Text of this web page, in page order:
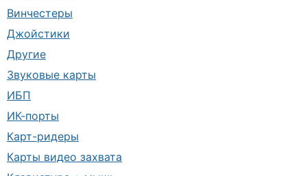
Винчестеры
Джойстики
Другие
Звуковые карты
ИБП
ИК-порты
Карт-ридеры
Карты видео захвата